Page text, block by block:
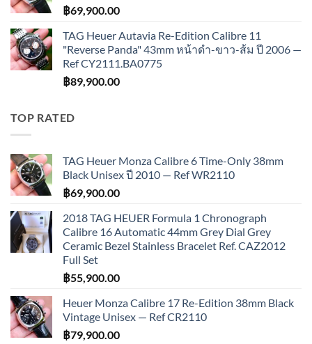
฿69,900.00
TAG Heuer Autavia Re-Edition Calibre 11
"Reverse Panda" 43mm หน้าดำ-ขาว-ส้ม ปี 2006 —
Ref CY2111.BA0775
฿89,900.00
TOP RATED
TAG Heuer Monza Calibre 6 Time-Only 38mm
Black Unisex ปี 2010 — Ref WR2110
฿69,900.00
2018 TAG HEUER Formula 1 Chronograph
Calibre 16 Automatic 44mm Grey Dial Grey
Ceramic Bezel Stainless Bracelet Ref. CAZ2012
Full Set
฿55,900.00
Heuer Monza Calibre 17 Re-Edition 38mm Black
Vintage Unisex — Ref CR2110
฿79,900.00